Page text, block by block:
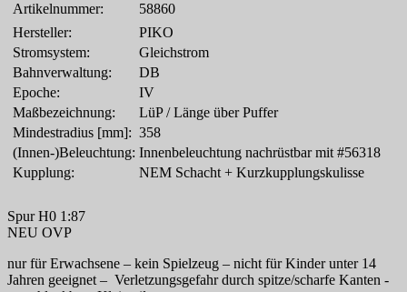
Artikelnummer:
58860
Hersteller:
PIKO
Stromsystem:
Gleichstrom
Bahnverwaltung:
DB
Epoche:
IV
Maßbezeichnung:
LüP / Länge über Puffer
Mindestradius [mm]: 358
(Innen-)Beleuchtung: Innenbeleuchtung nachrüstbar mit #56318
Kupplung:
NEM Schacht + Kurzkupplungskulisse
Spur H0 1:87
NEU OVP
nur für Erwachsene – kein Spielzeug – nicht für Kinder unter 14
Jahren geeignet – Verletzungsgefahr durch spitze/scharfe Kanten -